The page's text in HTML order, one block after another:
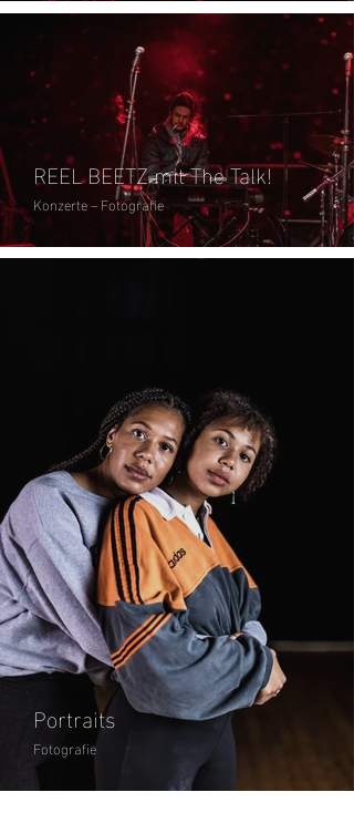
REEL BEETZ mit The Talk!
Konzerte – Fotografie
Portraits
Fotografie